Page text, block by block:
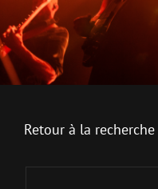
Retour à la